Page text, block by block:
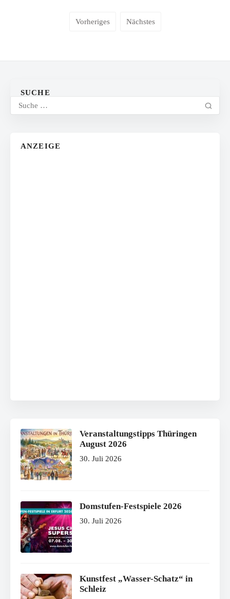
Vorheriges Nächstes
SUCHE
ANZEIGE
Veranstaltungstipps Thüringen
August 2026
30. Juli 2026
Domstufen-Festspiele 2026
30. Juli 2026
Kunstfest „Wasser-Schatz“ in
Schleiz